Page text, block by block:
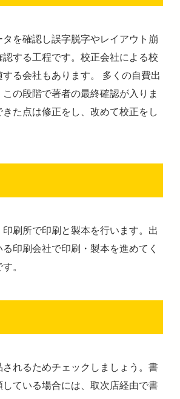
を確認し誤字脱字やレイアウト崩
する工程です。校正会社による校
る会社もあります。 多くの自費出
の段階で著者の最終確認が入りま
た点は修正をし、改めて校正をし
刷所で印刷と製本を行います。出
印刷会社で印刷・製本を進めてく
。
されるためチェックしましょう。書
している場合には、取次店経由で書